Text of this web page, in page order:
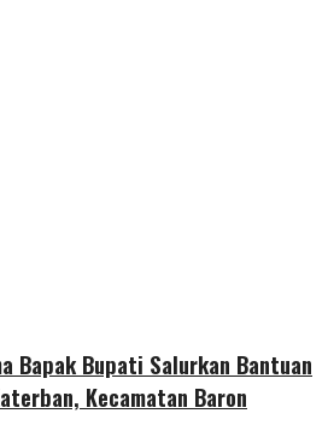
Bapak Bupati Salurkan Bantuan
Kecamatan Baron